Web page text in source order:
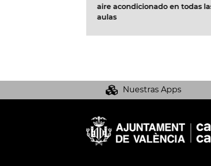
aire acondicionado en todas las
aulas
Nuestras Apps